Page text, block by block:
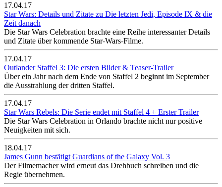
17.04.17
Star Wars: Details und Zitate zu Die letzten Jedi, Episode IX & die
Zeit danach
Die Star Wars Celebration brachte eine Reihe interessanter Details
und Zitate über kommende Star-Wars-Filme.
17.04.17
Outlander Staffel 3: Die ersten Bilder & Teaser-Trailer
Über ein Jahr nach dem Ende von Staffel 2 beginnt im September
die Ausstrahlung der dritten Staffel.
17.04.17
Star Wars Rebels: Die Serie endet mit Staffel 4 + Erster Trailer
Die Star Wars Celebration in Orlando brachte nicht nur positive
Neuigkeiten mit sich.
18.04.17
James Gunn bestätigt Guardians of the Galaxy Vol. 3
Der Filmemacher wird erneut das Drehbuch schreiben und die
Regie übernehmen.